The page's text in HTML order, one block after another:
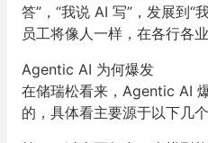
答”，“我说 AI 写”，发展到“
员工将像人一样，在各行各
Agentic AI 为何爆发
在储瑞松看来，Agentic AI
的，具体看主要源于以下几个